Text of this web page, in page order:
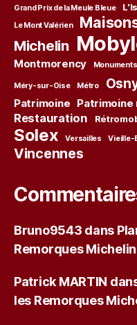
Grand Prix de la Meule Bleue
Le Mont Valérien
Michelin
Montmorency
Méry-sur-Oise Métro
Patrimoine Patrimoine
Restauration
Solex Versailles Vieille-
Vincennes
Bruno9543 dans
Remorques Michelin
Patrick MARTIN
les Remorques